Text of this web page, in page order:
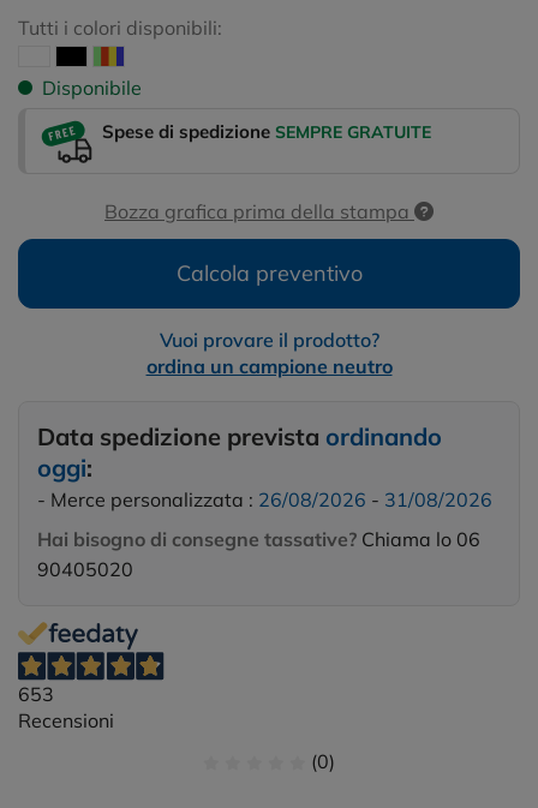
Tutti i colori disponibili:
Disponibile
Spese di spedizione SEMPRE GRATUITE
Bozza grafica prima della stampa
Calcola preventivo
Vuoi provare il prodotto?
ordina un campione neutro
Data spedizione prevista ordinando
oggi:
- Merce personalizzata : 26/08/2026 - 31/08/2026
Hai bisogno di consegne tassative? Chiama lo 06
90405020
653
Recensioni
(0)